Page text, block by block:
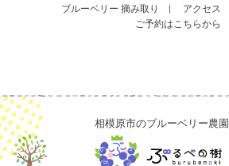
ブルーベリー 摘み取り
アクセス
ご予約はこちらから
相模原市のブルーベリー農園